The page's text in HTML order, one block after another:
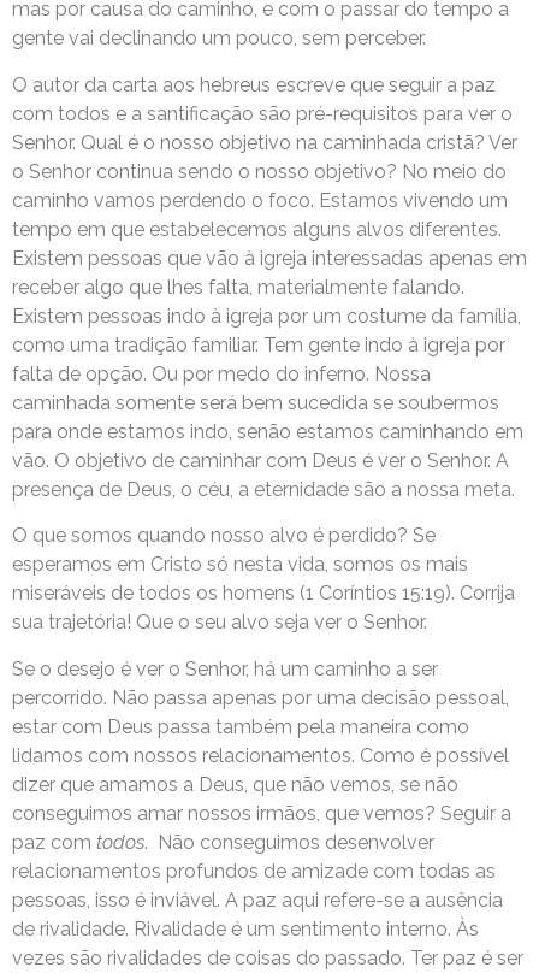
mas por causa do caminho, e com o passar do tempo a
gente vai declinando um pouco, sem perceber.
O autor da carta aos hebreus escreve que seguir a paz
com todos e a santificação são pré-requisitos para ver o
Senhor. Qual é o nosso objetivo na caminhada cristã? Ver
o Senhor continua sendo o nosso objetivo? No meio do
caminho vamos perdendo o foco. Estamos vivendo um
tempo em que estabelecemos alguns alvos diferentes.
Existem pessoas que vão à igreja interessadas apenas em
receber algo que lhes falta, materialmente falando.
Existem pessoas indo à igreja por um costume da família,
como uma tradição familiar. Tem gente indo à igreja por
falta de opção. Ou por medo do inferno. Nossa
caminhada somente será bem sucedida se soubermos
para onde estamos indo, senão estamos caminhando em
vão. O objetivo de caminhar com Deus é ver o Senhor. A
presença de Deus, o céu, a eternidade são a nossa meta.
O que somos quando nosso alvo é perdido? Se
esperamos em Cristo só nesta vida, somos os mais
miseráveis de todos os homens (1 Coríntios 15:19). Corrija
sua trajetória! Que o seu alvo seja ver o Senhor.
Se o desejo é ver o Senhor, há um caminho a ser
percorrido. Não passa apenas por uma decisão pessoal,
estar com Deus passa também pela maneira como
lidamos com nossos relacionamentos. Como é possível
dizer que amamos a Deus, que não vemos, se não
conseguimos amar nossos irmãos, que vemos? Seguir a
paz com todos. Não conseguimos desenvolver
relacionamentos profundos de amizade com todas as
pessoas, isso é inviável. A paz aqui refere-se a ausência
de rivalidade. Rivalidade é um sentimento interno. Às
vezes são rivalidades de coisas do passado. Ter paz é ser